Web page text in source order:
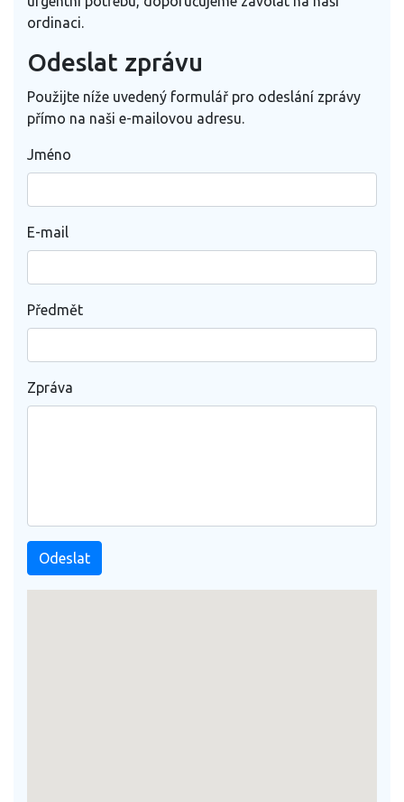
ordinaci.
Odeslat zprávu
Použijte níže uvedený formulář pro odeslání zprávy
přímo na naši e-mailovou adresu.
Jméno
E-mail
Předmět
Zpráva
Odeslat